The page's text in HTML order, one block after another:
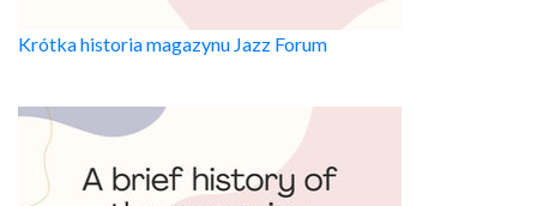
Krótka historia magazynu Jazz Forum